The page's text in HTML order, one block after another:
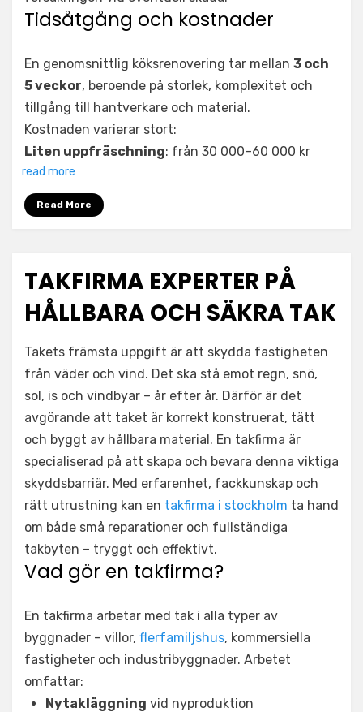
Tidsåtgång och kostnader
En genomsnittlig köksrenovering tar mellan 3 och
5 veckor, beroende på storlek, komplexitet och
tillgång till hantverkare och material.
Kostnaden varierar stort:
Liten uppfräschning: från 30 000–60 000 kr
read more
Read More
TAKFIRMA EXPERTER PÅ
HÅLLBARA OCH SÄKRA TAK
Takets främsta uppgift är att skydda fastigheten
från väder och vind. Det ska stå emot regn, snö,
sol, is och vindbyar – år efter år. Därför är det
avgörande att taket är korrekt konstruerat, tätt
och byggt av hållbara material. En takfirma är
specialiserad på att skapa och bevara denna viktiga
skyddsbarriär. Med erfarenhet, fackkunskap och
rätt utrustning kan en takfirma i stockholm ta hand
om både små reparationer och fullständiga
takbyten – tryggt och effektivt.
Vad gör en takfirma?
En takfirma arbetar med tak i alla typer av
byggnader – villor, flerfamiljshus, kommersiella
fastigheter och industribyggnader. Arbetet
omfattar:
Nytakläggning vid nyproduktion